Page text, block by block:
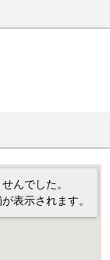
んでした。
表示されます。